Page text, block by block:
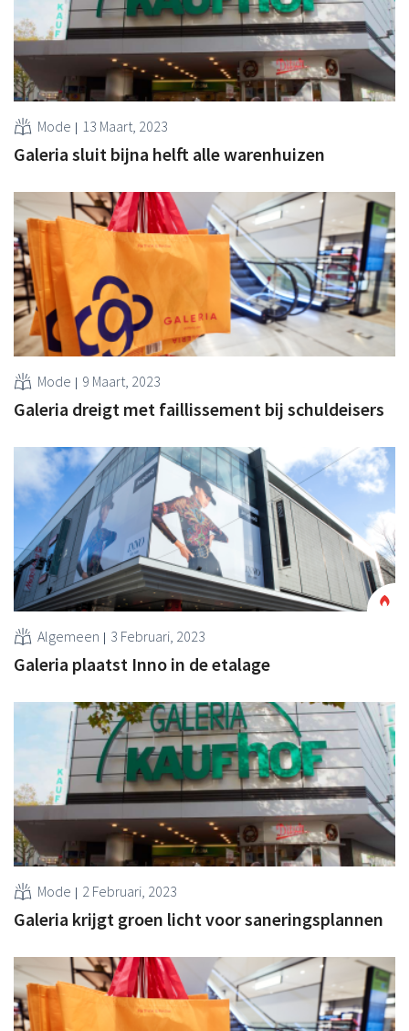
Mode 13 Maart, 2023
Galeria sluit bijna helft alle warenhuizen
Mode 9 Maart, 2023
Galeria dreigt met faillissement bij schuldeisers
Algemeen 3 Februari, 2023
Galeria plaatst Inno in de etalage
Mode 2 Februari, 2023
Galeria krijgt groen licht voor saneringsplannen